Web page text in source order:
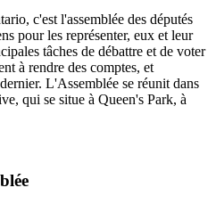
c'est l'assemblée des députés
pour les représenter, eux et leur
tâches de débattre et de voter
à rendre des comptes, et
L'Assemblée se réunit dans
qui se situe à Queen's Park, à